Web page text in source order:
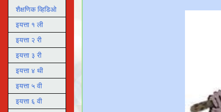
शैक्षणिक व्हिडिओ
इयत्ता १ ली
इयत्ता २ री
इयत्ता ३ री
इयत्ता ४ थी
इयत्ता ५ वी
इयत्ता ६ वी